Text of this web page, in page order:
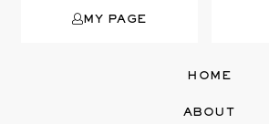
MY PAGE
HOME
ABOUT